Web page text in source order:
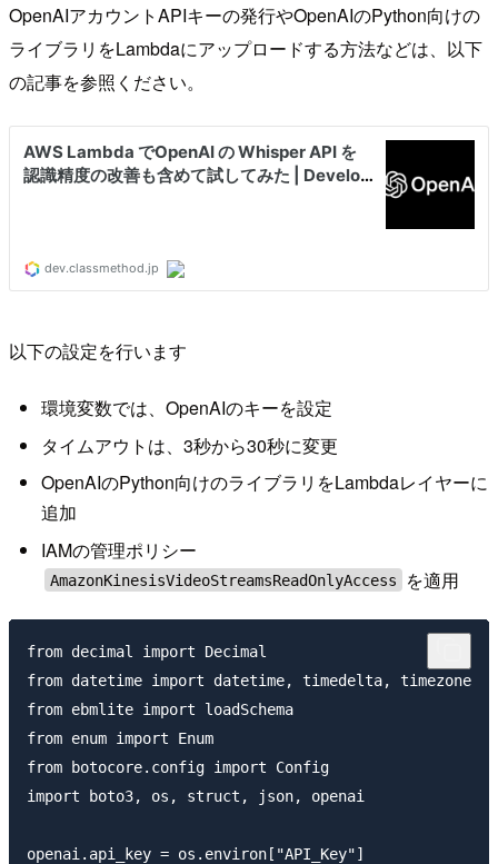
OpenAIアカウントAPIキーの発行やOpenAIのPython向けの
ライブラリをLambdaにアップロードする方法などは、以下
の記事を参照ください。
以下の設定を行います
環境変数では、OpenAIのキーを設定
タイムアウトは、3秒から30秒に変更
OpenAIのPython向けのライブラリをLambdaレイヤーに
追加
IAMの管理ポリシー
AmazonKinesisVideoStreamsReadOnlyAccess を適用
from decimal import Decimal
from datetime import datetime, timedelta, timezone
from ebmlite import loadSchema
from enum import Enum
from botocore.config import Config
import boto3, os, struct, json, openai
openai.api_key = os.environ["API_Key"]